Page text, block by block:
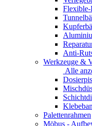
Flexible-
Anti-
Werkzeuge &
Alle
Palettenrahmen
Möbus -